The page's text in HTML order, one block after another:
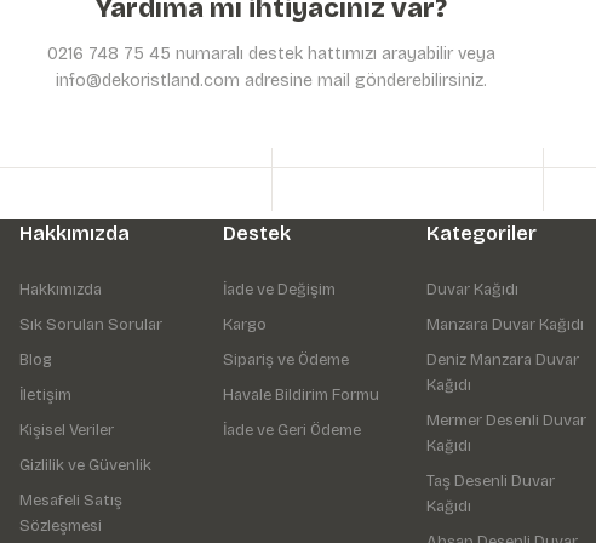
Yardıma mı ihtiyacınız var?
0216 748 75 45 numaralı destek hattımızı arayabilir veya
info@dekoristland.com adresine mail gönderebilirsiniz.
Hakkımızda
Hakkımızda
Sık Sorulan Sorular
Blog
İletişim
Kişisel Veriler
Gizlilik ve Güvenlik
Mesafeli Satış
Sözleşmesi
Destek
İade ve Değişim
Kargo
Sipariş ve Ödeme
Havale Bildirim Formu
İade ve Geri Ödeme
Kategoriler
Duvar Kağıdı
Manzara Duvar Kağıdı
Deniz Manzara Duvar
Kağıdı
Mermer Desenli Duvar
Kağıdı
Taş Desenli Duvar
Kağıdı